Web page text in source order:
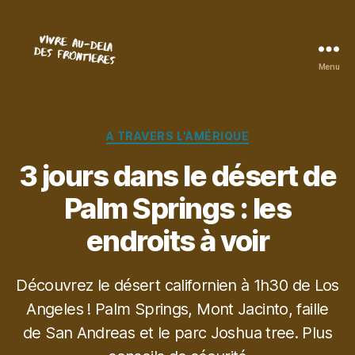
Menu
Catégories
A TRAVERS L'AMÉRIQUE
3 jours dans le désert de
Palm Springs : les
endroits à voir
Découvrez le désert californien à 1h30 de Los
Angeles ! Palm Springs, Mont Jacinto, faille
de San Andreas et le parc Joshua tree. Plus